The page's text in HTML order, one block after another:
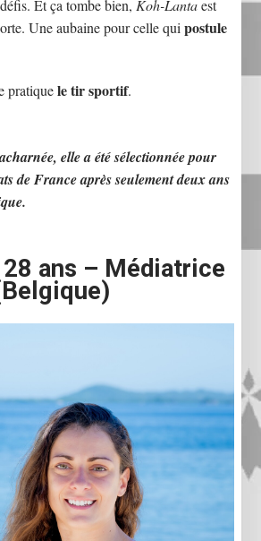
Et ça tombe bien,Koh-Lantaest
Une aubaine pour celle quipostule
pratiquele tir sportif.
elle a été sélectionnée pour
de France après seulement deux ans
ans – Médiatrice